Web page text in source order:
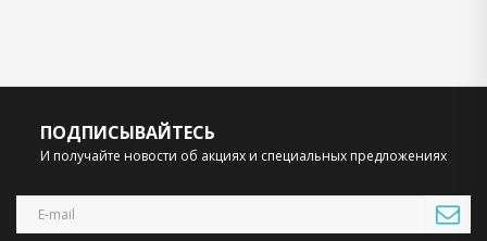
ПОДПИСЫВАЙТЕСЬ
И получайте новости об акциях и специальных предложениях